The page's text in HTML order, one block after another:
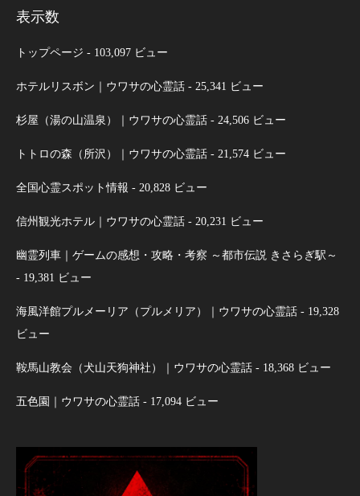
表示数
トップページ - 103,097 ビュー
ホテルリスボン｜ウワサの心霊話 - 25,341 ビュー
杉屋（湯の山温泉）｜ウワサの心霊話 - 24,506 ビュー
トトロの森（所沢）｜ウワサの心霊話 - 21,574 ビュー
全国心霊スポット情報 - 20,828 ビュー
信州観光ホテル｜ウワサの心霊話 - 20,231 ビュー
幽霊列車｜ゲームの感想・攻略・考察 ～都市伝説 きさらぎ駅～
- 19,381 ビュー
海風洋館プルメーリア（プルメリア）｜ウワサの心霊話 - 19,328
ビュー
鞍馬山教会（犬山天狗神社）｜ウワサの心霊話 - 18,368 ビュー
五色園｜ウワサの心霊話 - 17,094 ビュー